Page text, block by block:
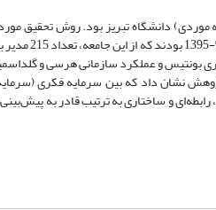
دانشگاه تبریز بود. روش تحقیق
پژوهش حاضر
بونتیس و عملکرد سازمانی هرسی و
نشان داد که بین سرمایه فکری (سرمایه
و ساختاری به ترتیب قادر به